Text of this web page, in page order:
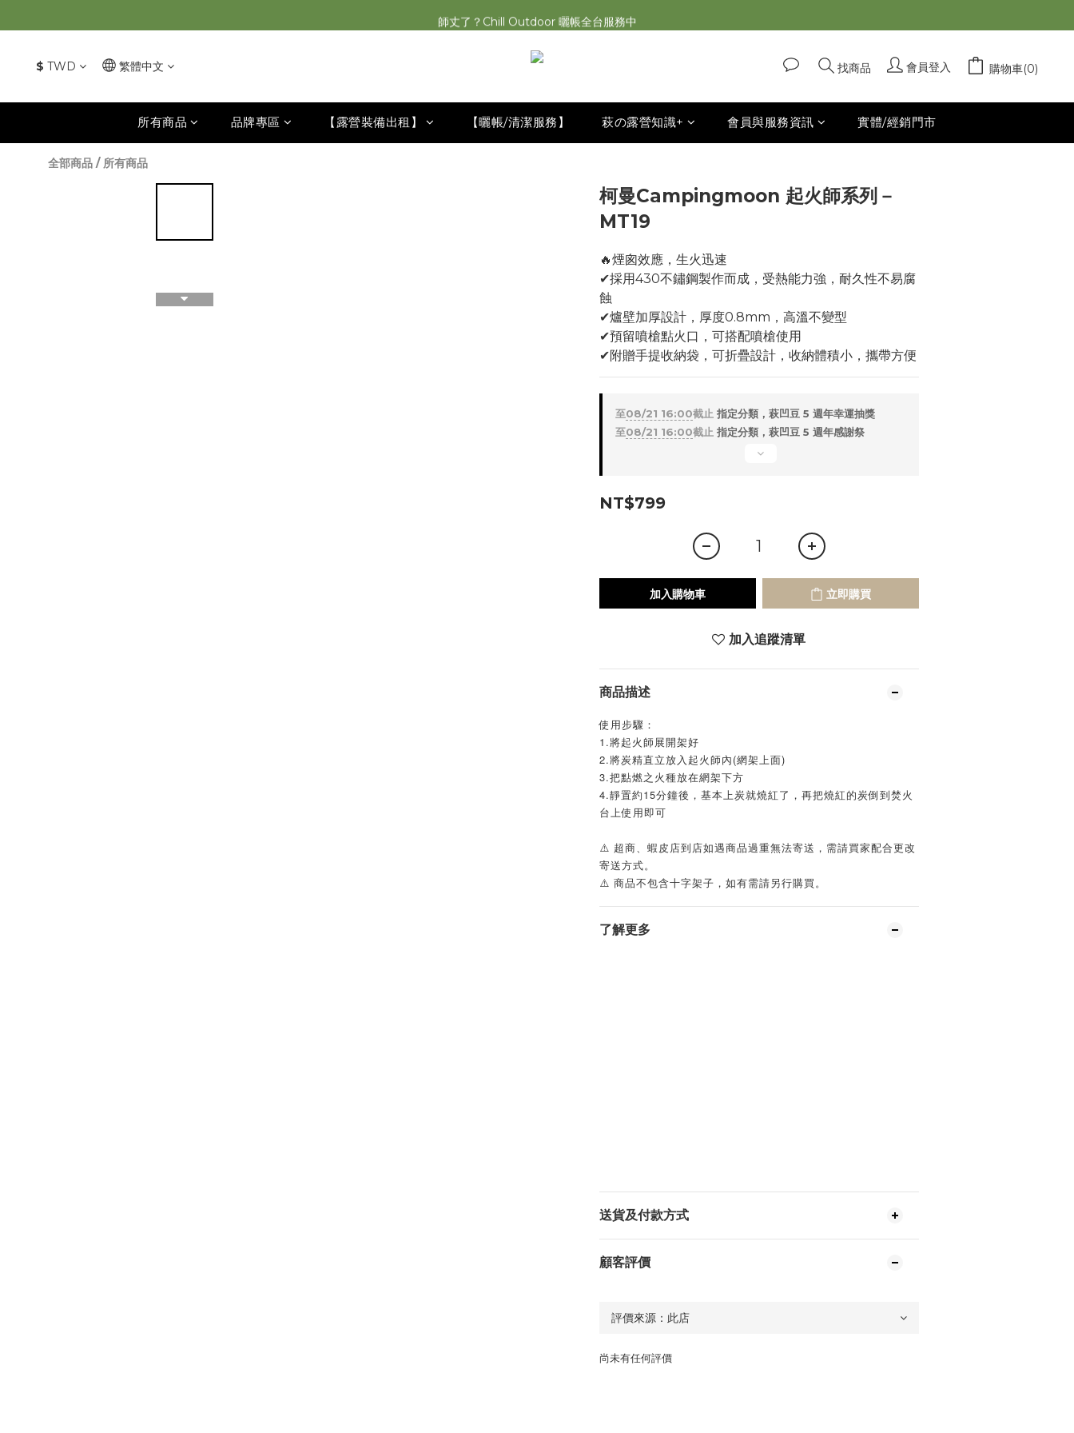
2026最新 萩遊之魂五單位2.0 發表⚡️
師丈了？Chill Outdoor 曬帳全台服務中
$ TWD 繁體中文 找商品 會員登入 購物車(0)
所有商品 品牌專區 【露營裝備出租】 【曬帳/清潔服務】 萩の露營知識+ 會員與服務資訊 實體/經銷門市
全部商品 / 所有商品
柯曼Campingmoon 起火師系列－
MT19
🔥煙囪效應，生火迅速
✔採用430不鏽鋼製作而成，受熱能力強，耐久性不易腐
蝕
✔爐壁加厚設計，厚度0.8mm，高溫不變型
✔預留噴槍點火口，可搭配噴槍使用
✔附贈手提收納袋，可折疊設計，收納體積小，攜帶方便
至08/21 16:00截止 指定分類，萩凹豆 5 週年幸運抽獎
至08/21 16:00截止 指定分類，萩凹豆 5 週年感謝祭
NT$799
加入購物車 立即購買
加入追蹤清單
商品描述
使用步驟：
1.將起火師展開架好
2.將炭精直立放入起火師內(網架上面)
3.把點燃之火種放在網架下方
4.靜置約15分鐘後，基本上炭就燒紅了，再把燒紅的炭倒到焚火
台上使用即可
⚠️ 超商、蝦皮店到店如遇商品過重無法寄送，需請買家配合更改
寄送方式。
⚠️ 商品不包含十字架子，如有需請另行購買。
了解更多
送貨及付款方式
顧客評價
尚未有任何評價
立即購買